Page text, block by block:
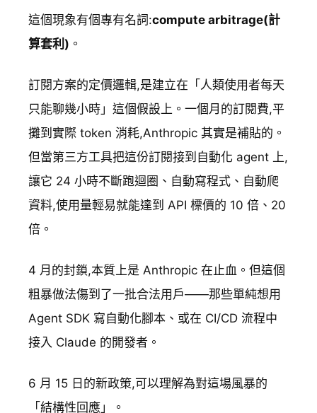
這個現象有個專有名詞:compute arbitrage(計
算套利) 。
訂閱方案的定價邏輯,是建立在「人類使用者每天
只能聊幾小時」這個假設上。一個月的訂閱費,平
攤到實際 token 消耗,Anthropic 其實是補貼的。
但當第三方工具把這份訂閱接到自動化 agent 上,
讓它 24 小時不斷跑迴圈、自動寫程式、自動爬
資料,使用量輕易就能達到 API 標價的 10 倍、20
倍。
4 月的封鎖,本質上是 Anthropic 在止血。但這個
粗暴做法傷到了一批合法用戶——那些單純想用
Agent SDK 寫自動化腳本、或在 CI/CD 流程中
接入 Claude 的開發者。
6 月 15 日的新政策,可以理解為對這場風暴的
「結構性回應」。